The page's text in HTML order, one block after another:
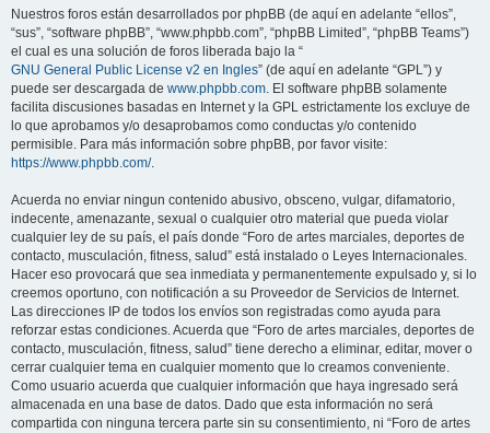
Nuestros foros están desarrollados por phpBB (de aquí en adelante “ellos”,
“sus”, “software phpBB”, “www.phpbb.com”, “phpBB Limited”, “phpBB Teams”)
el cual es una solución de foros liberada bajo la “
GNU General Public License v2 en Ingles” (de aquí en adelante “GPL”) y
puede ser descargada de www.phpbb.com. El software phpBB solamente
facilita discusiones basadas en Internet y la GPL estrictamente los excluye de
lo que aprobamos y/o desaprobamos como conductas y/o contenido
permisible. Para más información sobre phpBB, por favor visite:
https://www.phpbb.com/.
Acuerda no enviar ningun contenido abusivo, obsceno, vulgar, difamatorio,
indecente, amenazante, sexual o cualquier otro material que pueda violar
cualquier ley de su país, el país donde “Foro de artes marciales, deportes de
contacto, musculación, fitness, salud” está instalado o Leyes Internacionales.
Hacer eso provocará que sea inmediata y permanentemente expulsado y, si lo
creemos oportuno, con notificación a su Proveedor de Servicios de Internet.
Las direcciones IP de todos los envíos son registradas como ayuda para
reforzar estas condiciones. Acuerda que “Foro de artes marciales, deportes de
contacto, musculación, fitness, salud” tiene derecho a eliminar, editar, mover o
cerrar cualquier tema en cualquier momento que lo creamos conveniente.
Como usuario acuerda que cualquier información que haya ingresado será
almacenada en una base de datos. Dado que esta información no será
compartida con ninguna tercera parte sin su consentimiento, ni “Foro de artes